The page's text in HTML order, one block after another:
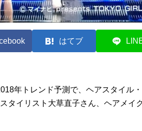
はてブ
年トレンド予測で、ヘアスタイル
タイリスト大草直子さん、ヘアメイ